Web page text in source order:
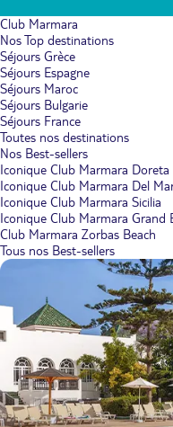
Club Marmara
Nos Top destinations
Séjours Grèce
Séjours Espagne
Séjours Maroc
Séjours Bulgarie
Séjours France
Toutes nos destinations
Nos Best-sellers
Iconique Club Marmara Doreta
Iconique Club Marmara Del
Iconique Club Marmara Sicilia
Iconique Club Marmara Grand
Club Marmara Zorbas Beach
Tous nos Best-sellers